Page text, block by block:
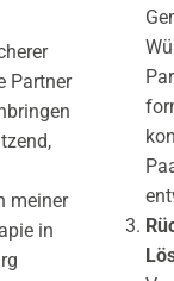
Partner
meiner
in